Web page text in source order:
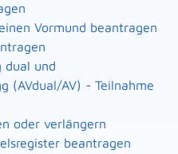
Vormund beantragen
dual und
(AVdual/AV) - Teilnahme
oder verlängern
beantragen